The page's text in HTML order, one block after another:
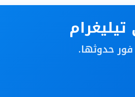
حدوثها.